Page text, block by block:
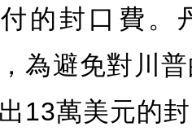
的封口費。
為避免對川
13萬美元的